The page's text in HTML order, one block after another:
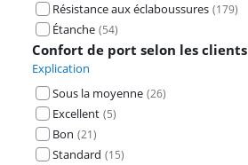
Résistance aux éclaboussures (179)
Étanche (54)
Confort de port selon les clients
Explication
Sous la moyenne (26)
Excellent (5)
Bon (21)
Standard (15)